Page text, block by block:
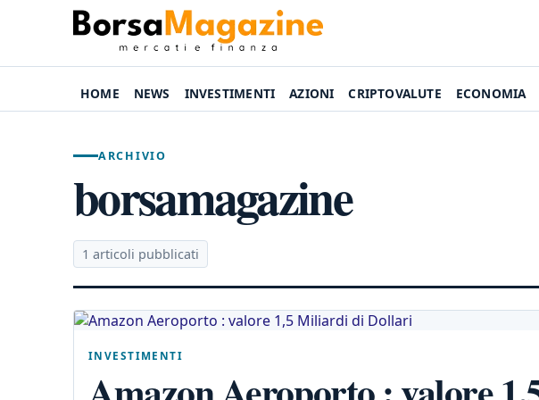
HOME NEWS INVESTIMENTI AZIONI CRIPTOVALUTE ECONOMIA
ARCHIVIO
borsamagazine
1 articoli pubblicati
INVESTIMENTI